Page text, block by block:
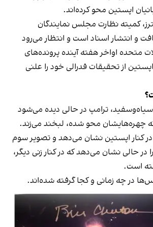
اپستین محو کرده‌اند.
کمیته نظارت مجلس نمایندگان
و انتشار اسناد است و انتظار می‌رود
متحده اواخر هفته آینده پرونده‌های
از تحقیقات فدرالی خود را علنی
ترامپ در حالی دیده می‌شود
چهره‌هایشان محو شده، لبخند می‌زند.
در کنار اپستین نشان می‌دهد و تصویر سوم
حالی نشان می‌دهد که در کنار زنی دیگر،
است.
چه زمانی و کجا گرفته شده‌اند.